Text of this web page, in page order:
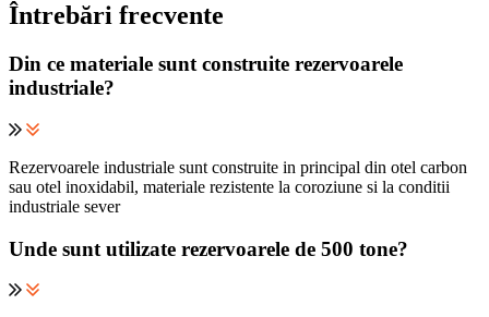
Întrebări frecvente
Din ce materiale sunt construite rezervoarele
industriale?
Rezervoarele industriale sunt construite in principal din otel carbon
sau otel inoxidabil, materiale rezistente la coroziune si la conditii
industriale sever
Unde sunt utilizate rezervoarele de 500 tone?